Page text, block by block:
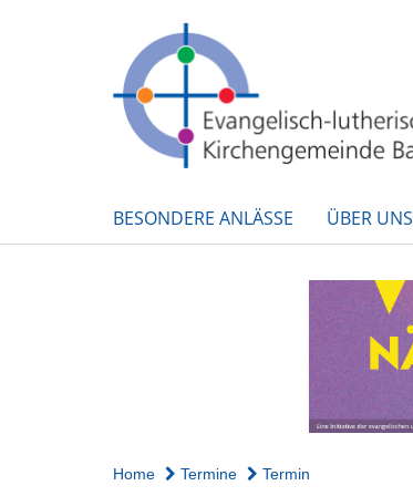
BESONDERE ANLÄSSE ÜBER UNS
Home Termine Termin